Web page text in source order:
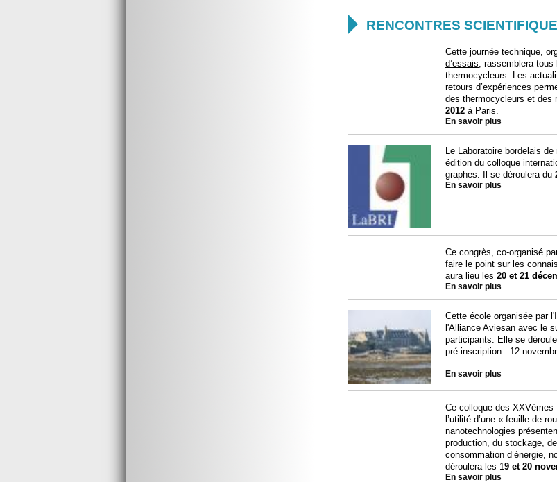
 RENCONTRES
Cette journée technique,
d’essais , rassemblera
thermocycleurs. Les
retours d’expériences
des thermocycleurs et des
2012 à Paris.
En savoir plus
Le Laboratoire bordelais
édition du colloque
graphes. Il se déroulera du
En savoir plus
Ce congrès, co-organisé
faire le point sur les
aura lieu les 20 et 21
En savoir plus
Cette école organisée par
l'Alliance Aviesan avec le
participants. Elle se
pré-inscription : 12
En savoir plus
Ce colloque des
l’utilité d’une « feuille de
nanotechnologies
production, du stockage,
consommation d’énergie,
déroulera les 19 et 20
En savoir plus